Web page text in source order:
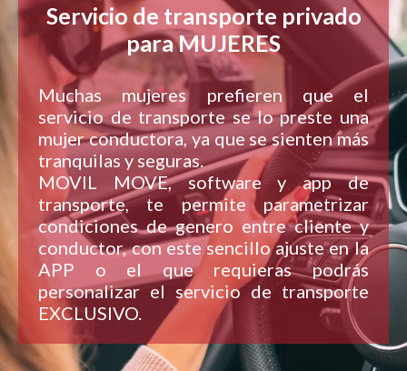
Servicio de transporte privado
para MUJERES
Muchas mujeres prefieren que el
servicio de transporte se lo preste una
mujer conductora, ya que se sienten más
tranquilas y seguras.
MOVIL MOVE, software y app de
transporte, te permite parametrizar
condiciones de genero entre cliente y
conductor, con este sencillo ajuste en la
APP o el que requieras podrás
personalizar el servicio de transporte
EXCLUSIVO.